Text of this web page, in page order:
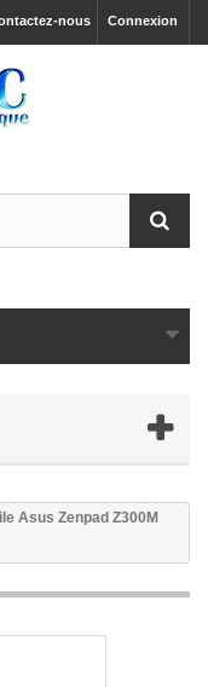
Connexion
nous
Asus Zenpad Z300M